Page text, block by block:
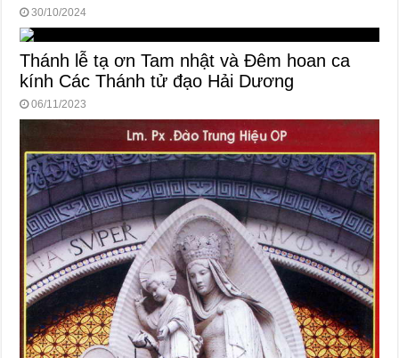
30/10/2024
Thánh lễ tạ ơn Tam nhật và Đêm hoan ca
kính Các Thánh tử đạo Hải Dương
06/11/2023